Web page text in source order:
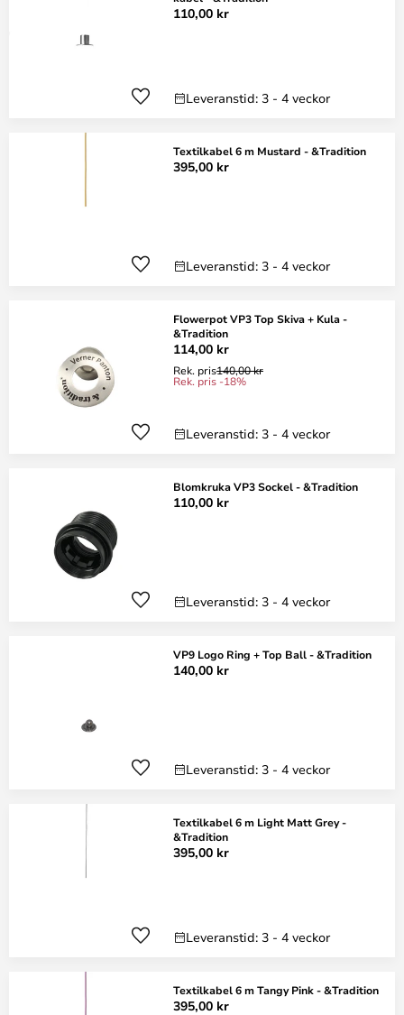
110,00 kr
Leveranstid: 3 - 4 veckor
Textilkabel 6 m Mustard - &Tradition
395,00 kr
Leveranstid: 3 - 4 veckor
Flowerpot VP3 Top Skiva + Kula -
&Tradition
114,00 kr
Rek. pris140,00 kr
Rek. pris -18%
Leveranstid: 3 - 4 veckor
Blomkruka VP3 Sockel - &Tradition
110,00 kr
Leveranstid: 3 - 4 veckor
VP9 Logo Ring + Top Ball - &Tradition
140,00 kr
Leveranstid: 3 - 4 veckor
Textilkabel 6 m Light Matt Grey -
&Tradition
395,00 kr
Leveranstid: 3 - 4 veckor
Textilkabel 6 m Tangy Pink - &Tradition
395,00 kr